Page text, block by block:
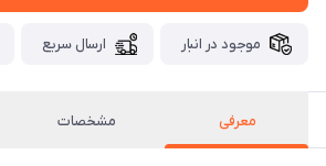
موجود در انبار ارسال سریع
معرفی مشخصات